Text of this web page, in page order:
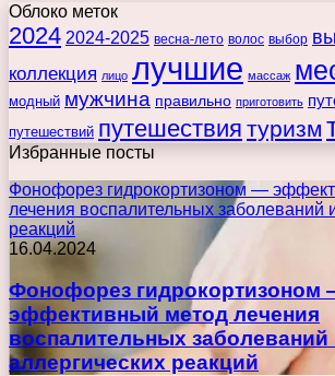
Облоко меток
2024 2024-2025 весна-лето волос выбор
коллекция лицо лучшие массаж
модный мужчина правильно приготовить
путешествий путешествия туризм
Избранные посты
Фонофорез гидрокортизоном —
лечения воспалительных заболеваний
реакций
16.04.2024
Фонофорез гидрокортизоном
эффективный метод лечения
воспалительных заболеваний
аллергических реакций